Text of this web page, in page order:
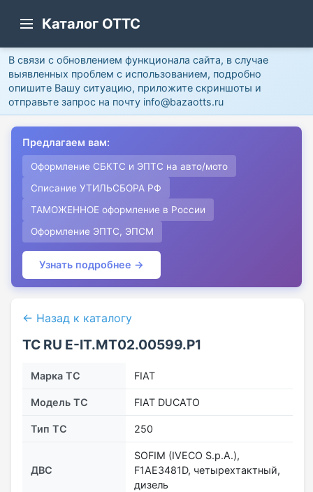
Каталог ОТТС
В связи с обновлением функционала сайта, в случае
выявленных проблем с использованием, подробно
опишите Вашу ситуацию, приложите скриншоты и
отправьте запрос на почту info@bazaotts.ru
Предлагаем вам:
Оформление СБКТС и ЭПТС на авто/мото
Списание УТИЛЬСБОРА РФ
ТАМОЖЕННОЕ оформление в России
Оформление ЭПТС, ЭПСМ
Узнать подробнее →
← Назад к каталогу
ТС RU Е-IT.МТ02.00599.Р1
Марка ТС FIAT
Модель ТС FIAT DUCATO
Тип ТС 250
ДВС
SOFIM (IVECO S.p.A.),
F1AE3481D, четырехтактный,
дизель